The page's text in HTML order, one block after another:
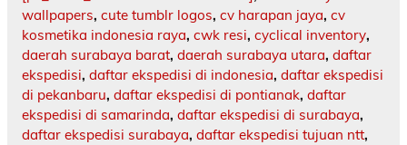
wallpapers, cute tumblr logos, cv harapan jaya, cv
kosmetika indonesia raya, cwk resi, cyclical inventory,
daerah surabaya barat, daerah surabaya utara, daftar
ekspedisi, daftar ekspedisi di indonesia, daftar ekspedisi
di pekanbaru, daftar ekspedisi di pontianak, daftar
ekspedisi di samarinda, daftar ekspedisi di surabaya,
daftar ekspedisi surabaya, daftar ekspedisi tujuan ntt,